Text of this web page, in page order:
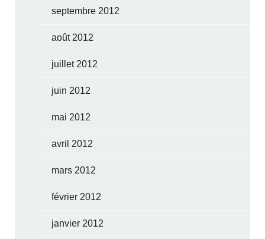
septembre 2012
août 2012
juillet 2012
juin 2012
mai 2012
avril 2012
mars 2012
février 2012
janvier 2012